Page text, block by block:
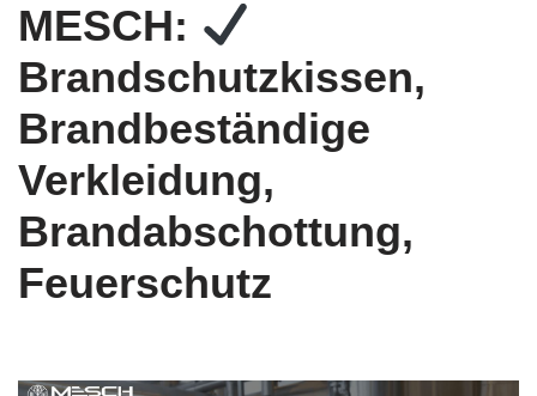
MESCH:
Brandschutzkissen,
Brandbeständige
Verkleidung,
Brandabschottung,
Feuerschutz